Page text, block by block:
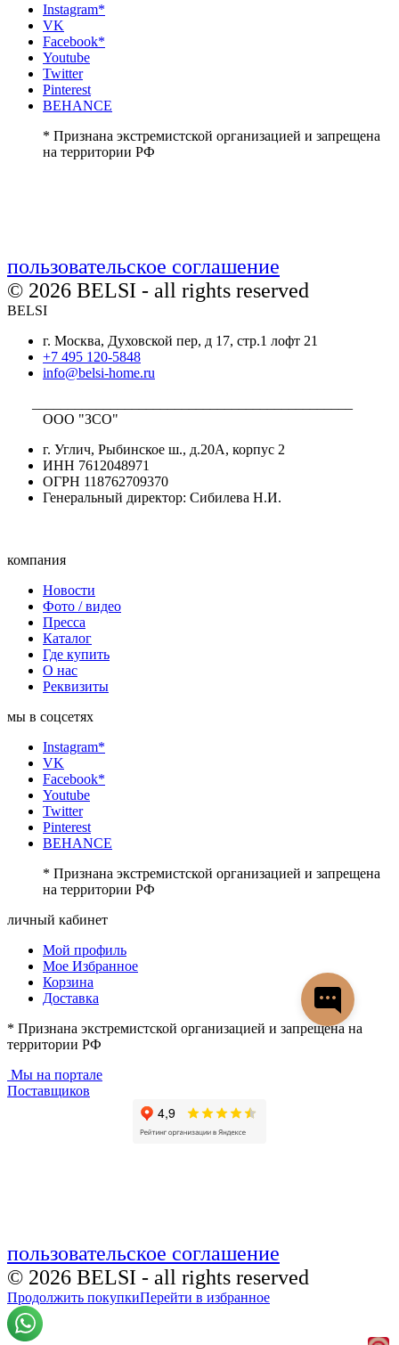
Instagram*
VK
Facebook*
Youtube
Twitter
Pinterest
BEHANCE
* Признана экстремистской организацией и запрещена
на территории РФ
пользовательское соглашение
© 2026 BELSI - all rights reserved
BELSI
г. Москва, Духовской пер, д 17, стр.1 лофт 21
+7 495 120-5848
info@belsi-home.ru
ООО "ЗСО"
г. Углич, Рыбинское ш., д.20А, корпус 2
ИНН 7612048971
ОГРН 118762709370
Генеральный директор: Сибилева Н.И.
компания
Новости
Фото / видео
Пресса
Каталог
Где купить
О нас
Реквизиты
мы в соцсетях
Instagram*
VK
Facebook*
Youtube
Twitter
Pinterest
BEHANCE
* Признана экстремистской организацией и запрещена
на территории РФ
личный кабинет
Мой профиль
Мое Избранное
Корзина
Доставка
* Признана экстремистской организацией и запрещена на
территории РФ
Мы на портале
Поставщиков
пользовательское соглашение
© 2026 BELSI - all rights reserved
Продолжить покупкиПерейти в избранное